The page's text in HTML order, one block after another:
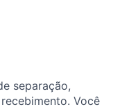
separação,
Você